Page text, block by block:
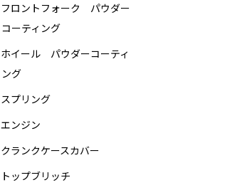
フロントフォーク パウダー
コーティング
ホイール パウダーコーティ
ング
スプリング
エンジン
クランクケースカバー
トップブリッチ